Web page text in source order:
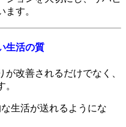
す。
生活の質
改善されるだけでなく、
生活が送れるようにな